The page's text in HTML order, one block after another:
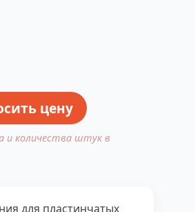
цену
и количества штук в
для пластинчатых